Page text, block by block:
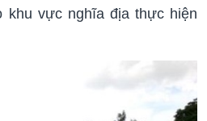
khu vực nghĩa địa thực hiện